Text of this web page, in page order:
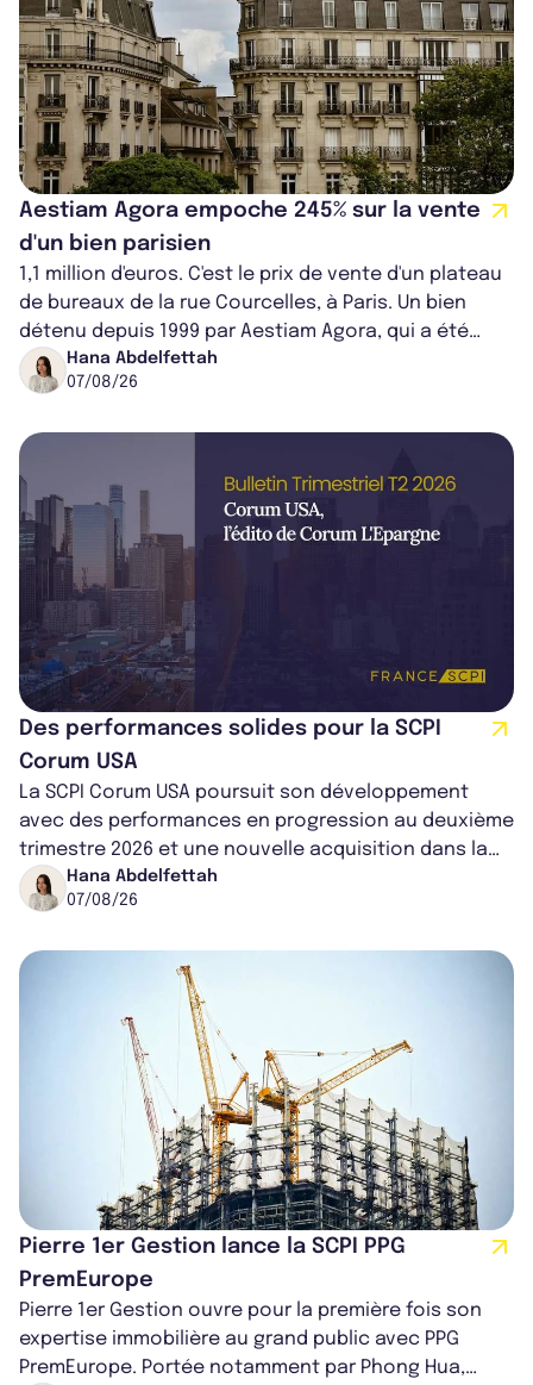
Aestiam Agora empoche 245% sur la vente
d'un bien parisien
1,1 million d'euros. C'est le prix de vente d'un plateau
de bureaux de la rue Courcelles, à Paris. Un bien
détenu depuis 1999 par Aestiam Agora, qui a été
cédé avec une plus-value...
Hana Abdelfettah
07/08/26
Des performances solides pour la SCPI
Corum USA
La SCPI Corum USA poursuit son développement
avec des performances en progression au deuxième
trimestre 2026 et une nouvelle acquisition dans la
région de Chicago. Entre hausse de...
Hana Abdelfettah
07/08/26
Pierre 1er Gestion lance la SCPI PPG
PremEurope
Pierre 1er Gestion ouvre pour la première fois son
expertise immobilière au grand public avec PPG
PremEurope. Portée notamment par Phong Hua,